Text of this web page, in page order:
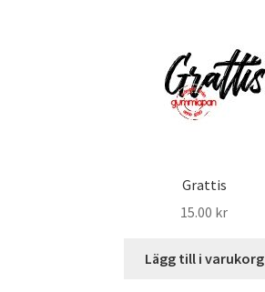
Grattis
15.00 kr
Lägg till i varukorg